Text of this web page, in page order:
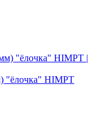
"ёлочка" HIMPT